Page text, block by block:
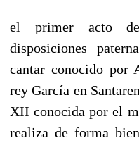
el primer acto
disposiciones
cantar conocido por
rey García en
XII conocida por el
realiza de forma